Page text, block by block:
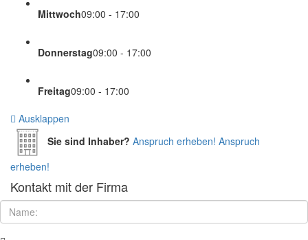
Mittwoch09:00 - 17:00
Donnerstag09:00 - 17:00
Freitag09:00 - 17:00
Ausklappen
Sie sind Inhaber? Anspruch erheben! Anspruch
erheben!
Kontakt mit der Firma